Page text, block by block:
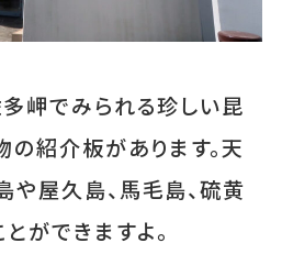
岬でみられる珍しい昆
紹介板があります。天
屋久島、馬毛島、硫黄
ができますよ。